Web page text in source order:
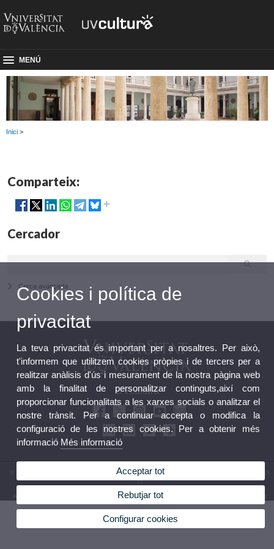
MENÚ
Inici >
Comparteix:
Cercador
Cerca avançada
UVcultura
© 2026 UV. - Carrer de la Universitat, 2. 46003 València, Espanya. Telèfon: (+34) 96 386 43
77
Avís legal Política privacitat|Cookies| Bústia de contacte
Cookies i política de
privacitat
La teva privacitat és important per a nosaltres. Per això,
t'informem que utilitzem cookies pròpies i de tercers per a
realitzar anàlisis d'ús i mesurament de la nostra pàgina web
amb la finalitat de personalitzar continguts,així com
proporcionar funcionalitats a les xarxes socials o analitzar el
nostre trànsit. Per a continuar accepta o modifica la
configuració de les nostres cookies. Per a obtenir més
informació Més informació
Acceptar tot
Rebutjar tot
Configurar cookies